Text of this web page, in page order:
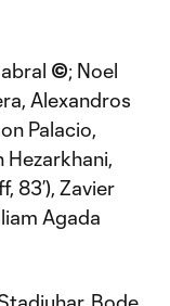
©; Noel
Alexandros
Palacio,
Hezarkhani,
83’), Zavier
Agada